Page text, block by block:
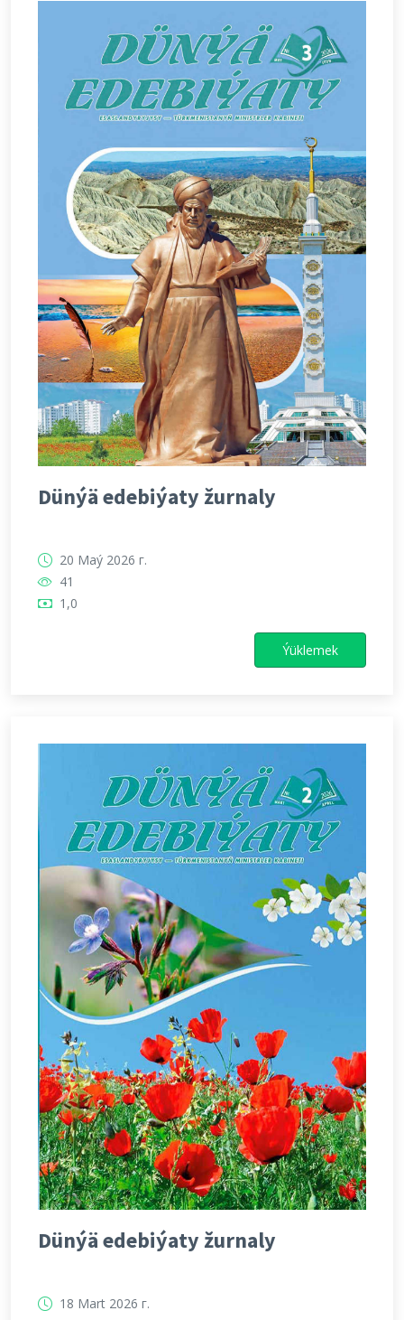
Dünýä edebiýaty žurnaly
20 Maý 2026 г.
41
1,0
Ýüklemek
Dünýä edebiýaty žurnaly
18 Mart 2026 г.